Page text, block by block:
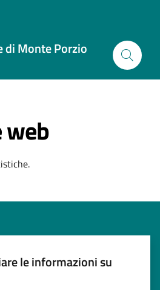
di Monte Porzio
le informazioni su